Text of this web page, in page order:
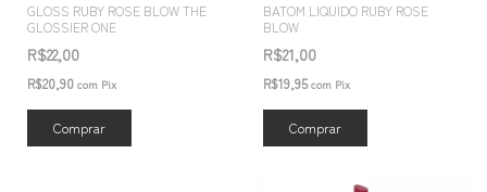
GLOSS RUBY ROSE BLOW THE
GLOSSIER ONE
R$22,00
R$20,90 com Pix
Comprar
BATOM LIQUIDO RUBY ROSE
BLOW
R$21,00
R$19,95com Pix
Comprar